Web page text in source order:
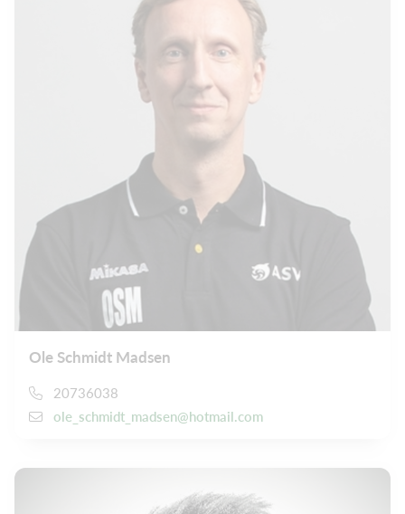
Ole Schmidt Madsen
20736038
ole_schmidt_madsen@hotmail.com